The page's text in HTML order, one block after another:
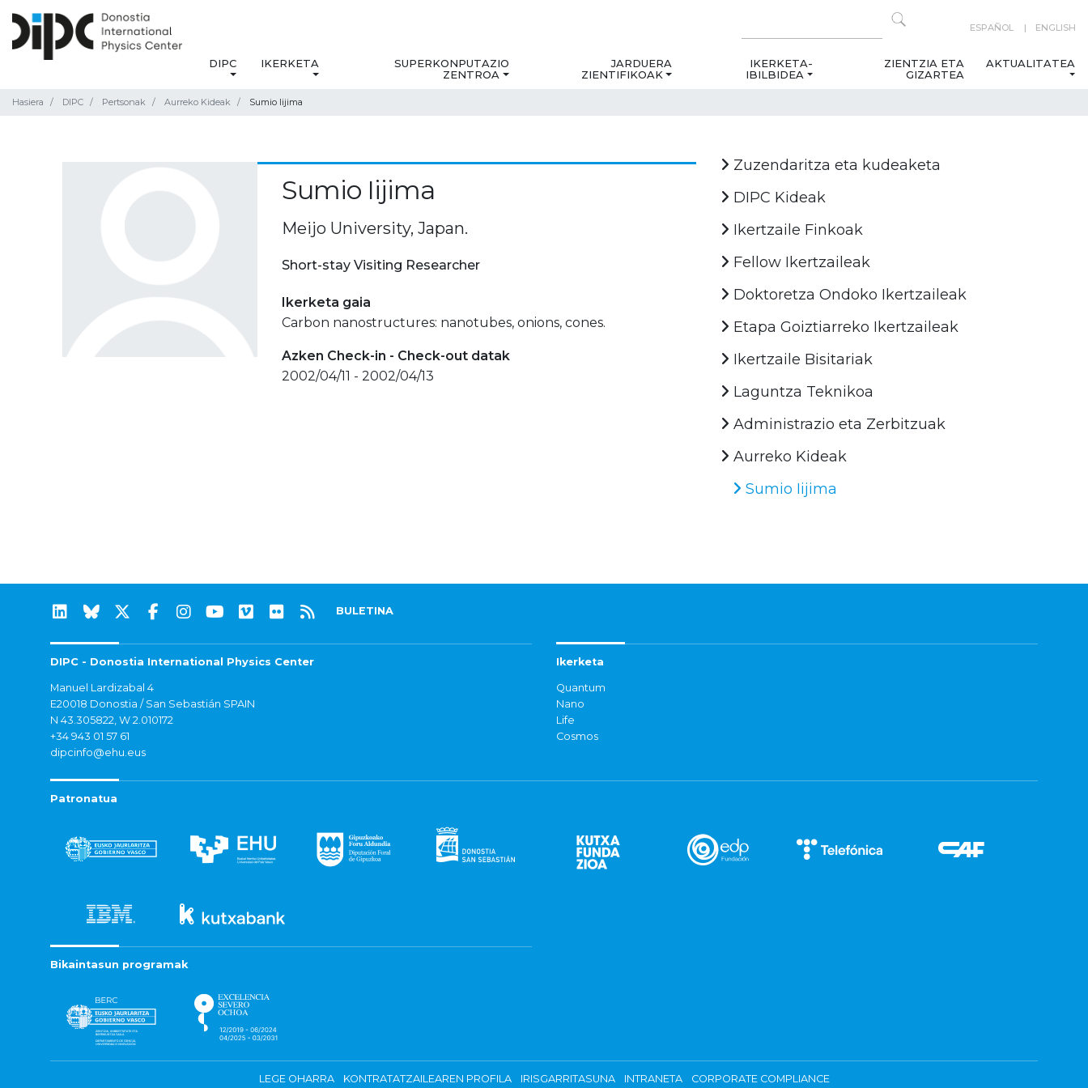
ESPAÑOL ENGLISH
DIPC IKERKETA
SUPERKONPUTAZIO
ZENTROA
JARDUERA
ZIENTIFIKOAK
IKERKETA-
IBILBIDEA
ZIENTZIA ETA
GIZARTEA
AKTUALITATEA
Hasiera DIPC Pertsonak Aurreko Kideak Sumio Iijima
Sumio Iijima
Meijo University, Japan.
Short-stay Visiting Researcher
Ikerketa gaia
Carbon nanostructures: nanotubes, onions, cones.
Azken Check-in - Check-out datak
2002/04/11 - 2002/04/13
Zuzendaritza eta kudeaketa
DIPC Kideak
Ikertzaile Finkoak
Fellow Ikertzaileak
Doktoretza Ondoko Ikertzaileak
Etapa Goiztiarreko Ikertzaileak
Ikertzaile Bisitariak
Laguntza Teknikoa
Administrazio eta Zerbitzuak
Aurreko Kideak
Sumio Iijima
BULETINA
DIPC - Donostia International Physics Center
Manuel Lardizabal 4
E20018 Donostia / San Sebastián SPAIN
N 43.305822, W 2.010172
+34 943 01 57 61
dipcinfo@ehu.eus
Ikerketa
Quantum
Nano
Life
Cosmos
Patronatua
Bikaintasun programak
LEGE OHARRA KONTRATATZAILEAREN PROFILA IRISGARRITASUNA INTRANETA CORPORATE COMPLIANCE